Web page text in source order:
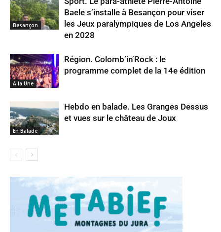
Besançon
Baele s’installe à Besançon pour viser
les Jeux paralympiques de Los Angeles
en 2028
A la Une
Région. Colomb’in’Rock : le
programme complet de la 14e édition
En Balade
Hebdo en balade. Les Granges Dessus
et vues sur le château de Joux